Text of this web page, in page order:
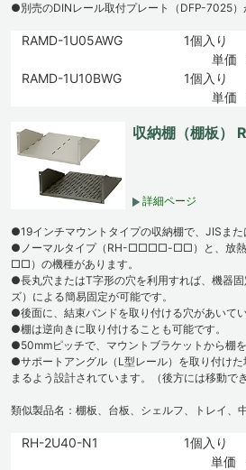
●別売のDINレール取付プレート（DFP-7025）
RAMD-1U05AWG
1個入り
単価
RAMD-1U10BWG
1個入り
単価
収納棚（棚板）
詳細ページ
●19インチマウントタイプの収納棚で、JISまた
●ノーマルタイプ（RH-□□□□-□□）と、放
□□）の機種があります。
●長丸穴またはT字形の穴を利用すれば、機器
ズ）による簡易固定が可能です。
●後面に、結束バンドを取り付ける穴があいてい
●棚は逆向きに取り付けることも可能です。
●50mmピッチで、マウントブラケットから棚を
●サポートアングル（L型レール）を取り付け
まるよう設計されています。（後方には移動で
類似製品名：棚板、台板、シェルフ、トレイ、
RH-2U40-N1
1個入り
単価